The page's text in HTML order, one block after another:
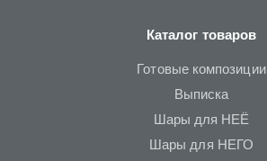
Каталог товаров
Готовые композиции
Выписка
Шары для НЕЁ
Шары для НЕГО